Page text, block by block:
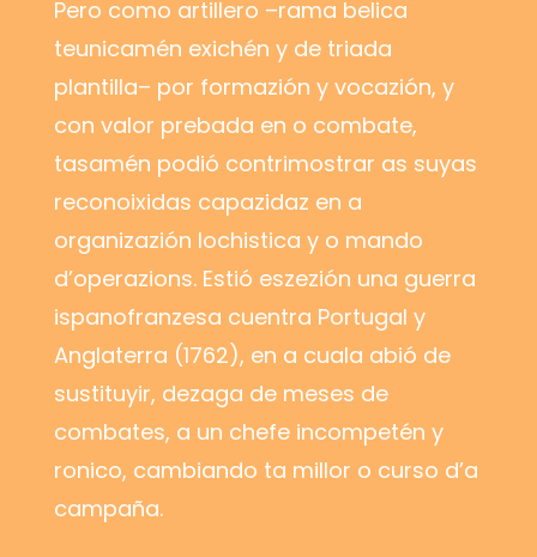
Pero como artillero –rama belica
teunicamén exichén y de triada
plantilla– por formazión y vocazión, y
con valor prebada en o combate,
tasamén podió contrimostrar as suyas
reconoixidas capazidaz en a
organizazión lochistica y o mando
d’operazions. Estió eszezión una guerra
ispanofranzesa cuentra Portugal y
Anglaterra (1762), en a cuala abió de
sustituyir, dezaga de meses de
combates, a un chefe incompetén y
ronico, cambiando ta millor o curso d’a
campaña.